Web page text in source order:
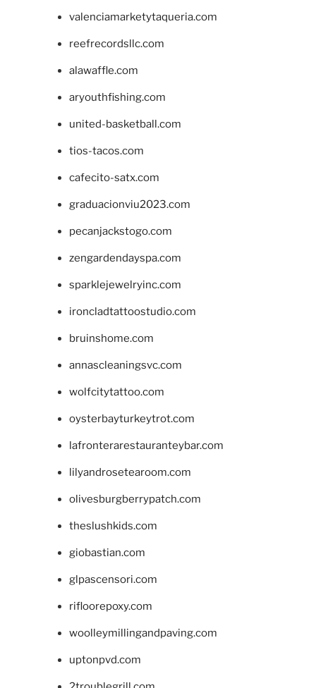
valenciamarketytaqueria.com
reefrecordsllc.com
alawaffle.com
aryouthfishing.com
united-basketball.com
tios-tacos.com
cafecito-satx.com
graduacionviu2023.com
pecanjackstogo.com
zengardendayspa.com
sparklejewelryinc.com
ironcladtattoostudio.com
bruinshome.com
annascleaningsvc.com
wolfcitytattoo.com
oysterbayturkeytrot.com
lafronterarestauranteybar.com
lilyandrosetearoom.com
olivesburgberrypatch.com
theslushkids.com
giobastian.com
glpascensori.com
rifloorepoxy.com
woolleymillingandpaving.com
uptonpvd.com